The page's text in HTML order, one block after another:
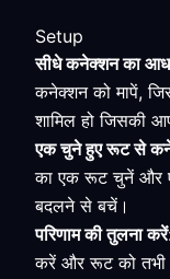
Setup
सीधे कनेक्शन का
कनेक्शन को मापें,
शामिल हो जिसकी
एक चुने हुए रूट से
का एक रूट चुनें और
बदलने से बचें।
परिणाम की तुलना करें
करें और रूट को तभी